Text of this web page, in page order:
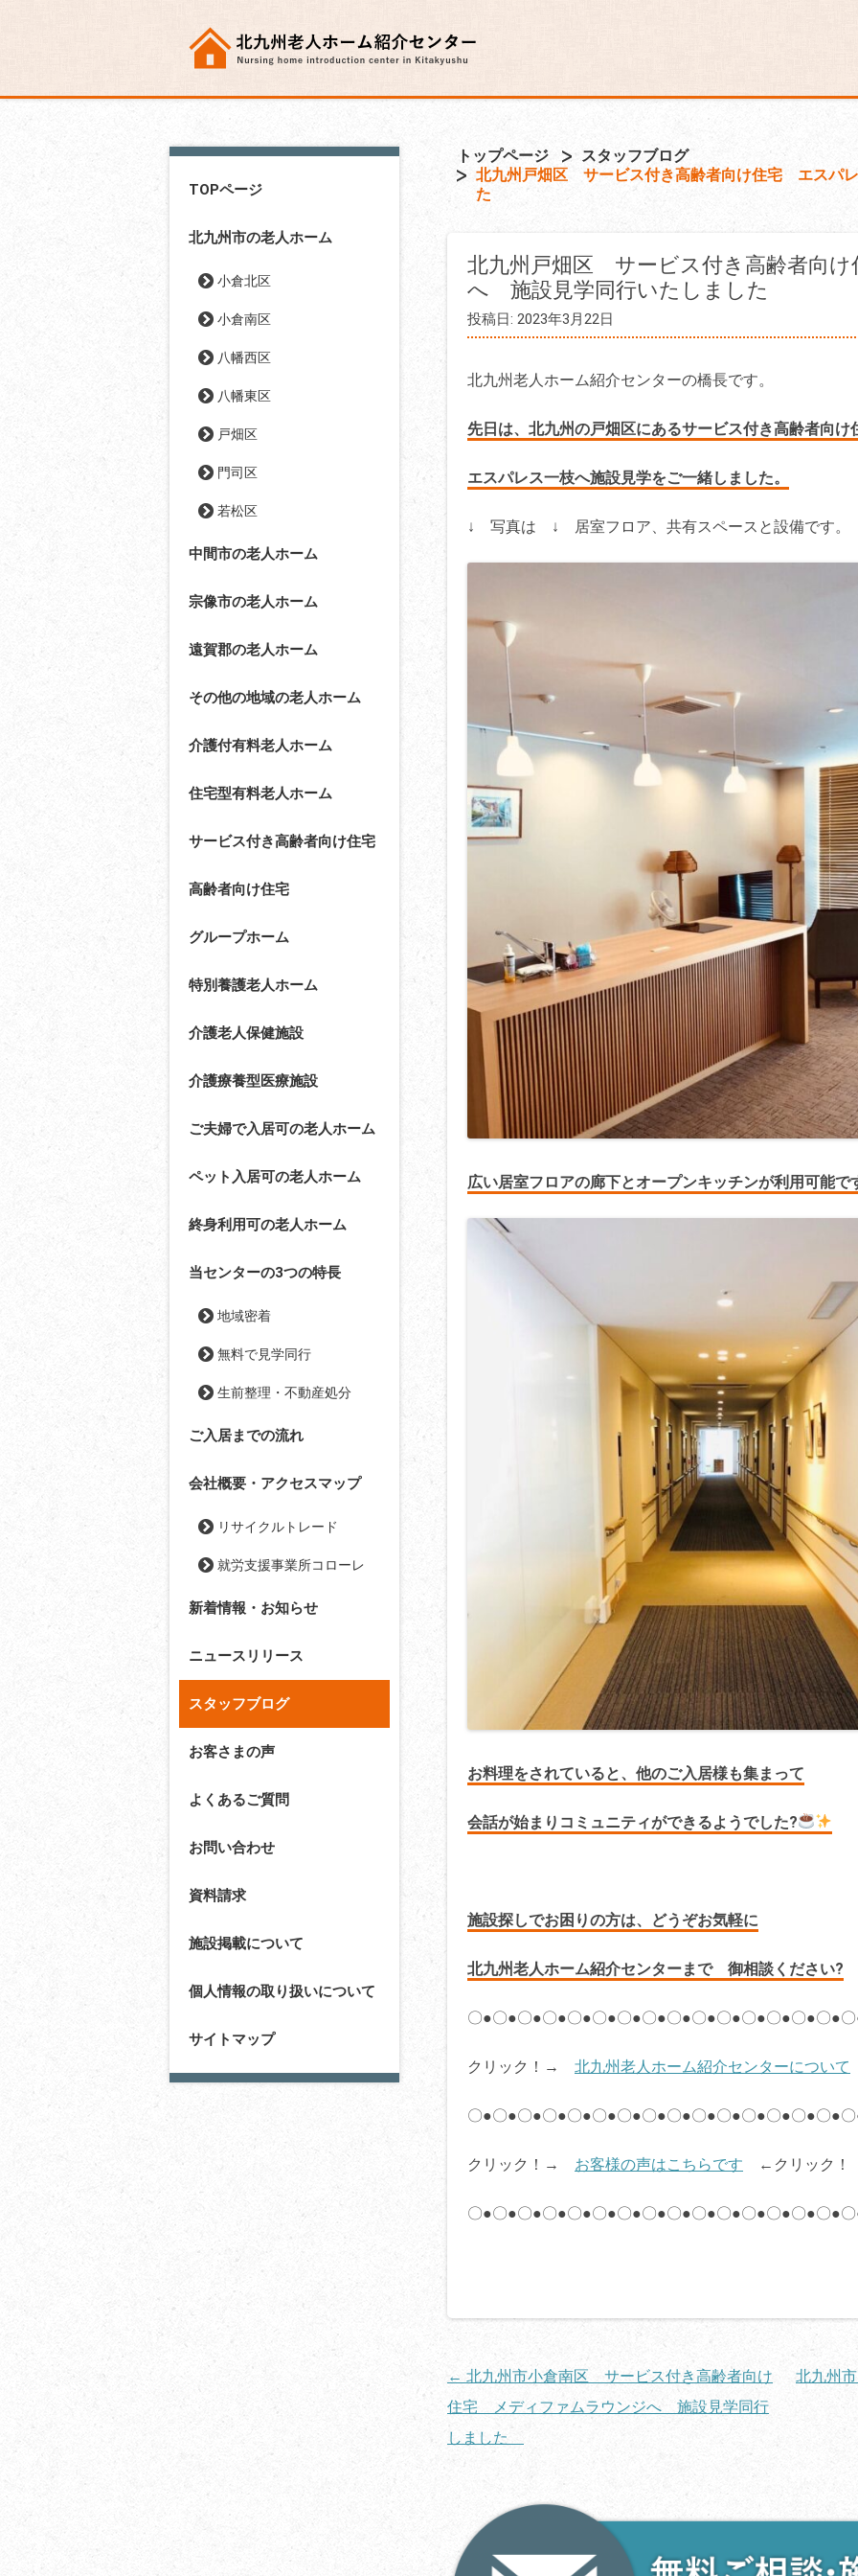
TOPページ
北九州市の老人ホーム
小倉北区
小倉南区
八幡西区
八幡東区
戸畑区
門司区
若松区
中間市の老人ホーム
宗像市の老人ホーム
遠賀郡の老人ホーム
その他の地域の老人ホーム
介護付有料老人ホーム
住宅型有料老人ホーム
サービス付き高齢者向け住宅
高齢者向け住宅
グループホーム
特別養護老人ホーム
介護老人保健施設
介護療養型医療施設
ご夫婦で入居可の老人ホーム
ペット入居可の老人ホーム
終身利用可の老人ホーム
当センターの3つの特長
地域密着
無料で見学同行
生前整理・不動産処分
ご入居までの流れ
会社概要・アクセスマップ
リサイクルトレード
就労支援事業所コローレ
新着情報・お知らせ
ニュースリリース
スタッフブログ
お客さまの声
よくあるご質問
お問い合わせ
資料請求
施設掲載について
個人情報の取り扱いについて
サイトマップ
トップページ
スタッフブログ
北九州戸畑区 サービス付き高齢者向け住宅 エスパ
た
北九州戸畑区 サービス付き高齢者向
へ 施設見学同行いたしました
投稿日: 2023年3月22日
北九州老人ホーム紹介センターの橋長です。
先日は、北九州の戸畑区にあるサービス付き高齢者向け
エスパレス一枝へ施設見学をご一緒しました。
↓ 写真は ↓ 居室フロア、共有スペースと設備です。
広い居室フロアの廊下とオープンキッチンが利用可能で
お料理をされていると、他のご入居様も集まって
会話が始まりコミュニティができるようでした?
施設探しでお困りの方は、どうぞお気軽に
北九州老人ホーム紹介センターまで 御相談ください?
〇●〇●〇●〇●〇●〇●〇●〇●〇●〇●〇●〇●〇●〇●〇●
クリック！→ 北九州老人ホーム紹介センターについて
〇●〇●〇●〇●〇●〇●〇●〇●〇●〇●〇●〇●〇●〇●〇●
クリック！→ お客様の声はこちらです ←クリック！
〇●〇●〇●〇●〇●〇●〇●〇●〇●〇●〇●〇●〇●〇●〇●
投
稿
ナ
シ
← 北九州市小倉南区 サービス付き高齢者向け
住宅 メディファムラウンジへ 施設見学同行
しました
北九州